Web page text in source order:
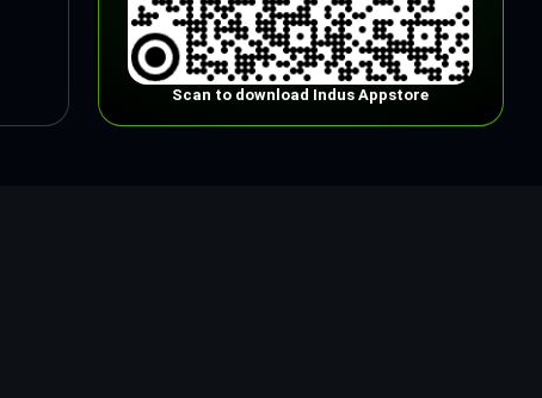
Scan to download Indus Appstore